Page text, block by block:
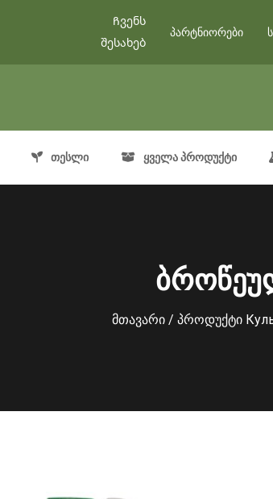
Ჩვენს
შესახებ
პარტნიორები
თესლი ყველა პროდუქტი
მთავარი/ პროდუქტი